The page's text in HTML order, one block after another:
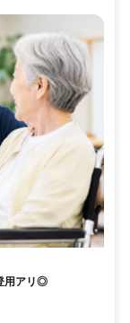
用アリ◎